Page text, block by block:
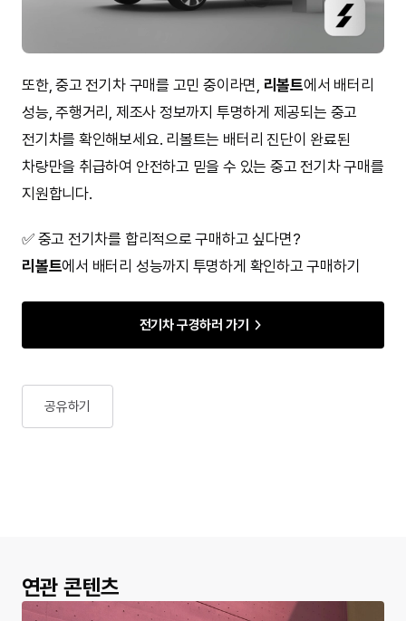
또한, 중고 전기차 구매를 고민 중이라면, 리볼트에서 배터리
성능, 주행거리, 제조사 정보까지 투명하게 제공되는 중고
전기차를 확인해보세요. 리볼트는 배터리 진단이 완료된
차량만을 취급하여 안전하고 믿을 수 있는 중고 전기차 구매를
지원합니다.
✅ 중고 전기차를 합리적으로 구매하고 싶다면?
리볼트에서 배터리 성능까지 투명하게 확인하고 구매하기
전기차 구경하러 가기
공유하기
연관 콘텐츠